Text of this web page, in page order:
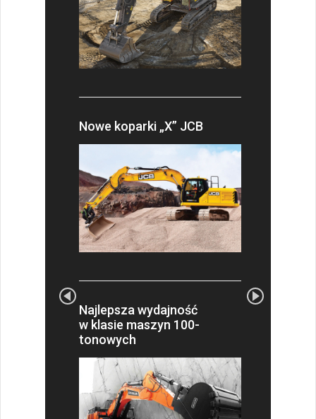
Nowe koparki „X” JCB
Najlepsza wydajność
w klasie maszyn 100-
tonowych